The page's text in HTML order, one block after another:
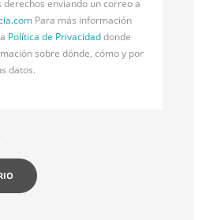
enviando un correo a
Para más información
Política de Privacidaddonde
sobre dónde, cómo y por
datos.